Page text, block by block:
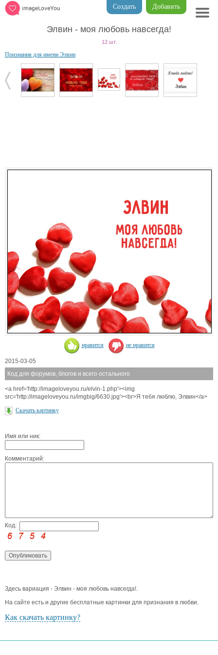
Добавить
Создать
Элвин - моя любовь навсегда!
12 шт.
Признания для имени Элвин
нравится не нравится
2015-03-05
Код для форумов, блогов и всего остального
<a href='http://imageloveyou.ru/elvin-1.php'><img
src='http://imageloveyou.ru/imgbig/6630.jpg'><br>Я тебя люблю, Элвин</a>
Скачать картинку
Имя или ник:
Комментарий:
Код:
Здесь вариация - Элвин - моя любовь навсегда!.
На сайте есть и другие бесплатные картинки для признания в любви.
Как скачать картинку?